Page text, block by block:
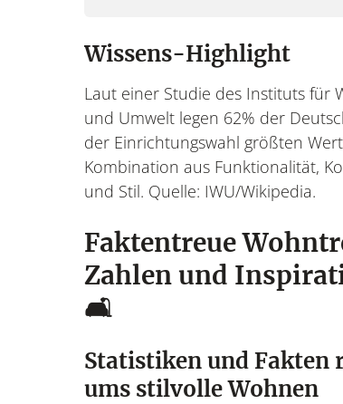
Wissens-Highlight
Laut einer Studie des Instituts für
und Umwelt legen 62% der
der Einrichtungswahl größten
Kombination aus Funktionalität,
und Stil. Quelle: IWU/Wikipedia.
Faktentreue
Zahlen und
🛋️
Statistiken und Fakten
ums stilvolle Wohnen